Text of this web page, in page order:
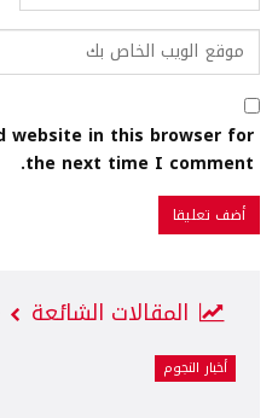
website in this browser for
the next time I comment.
المقالات الشائعة
أخبار النجوم